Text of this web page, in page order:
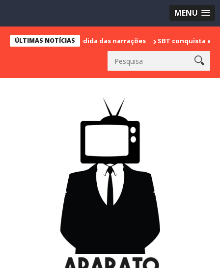
MENU
ÚLTIMAS NOTÍCIAS
sua despedida das narrações SBT conquista a vice